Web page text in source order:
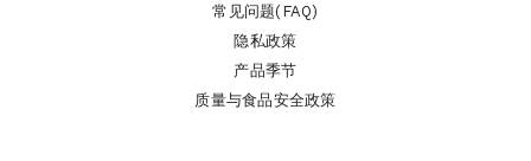
常见问题(FAQ)
隐私政策
产品季节
质量与食品安全政策